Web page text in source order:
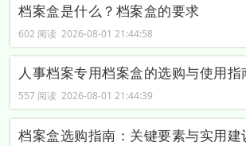
档案盒是什么？档案盒的要求
602 阅读 2026-08-01 21:44:58
人事档案专用档案盒的选购与使用指
557 阅读 2026-08-01 21:44:39
档案盒选购指南：关键要素与实用建